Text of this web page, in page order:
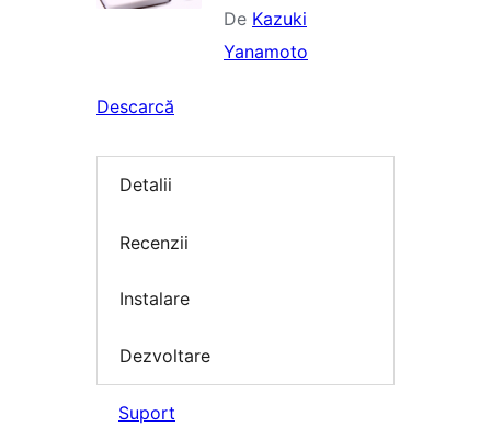
De Kazuki
Yanamoto
Descarcă
Detalii
Recenzii
Instalare
Dezvoltare
Suport